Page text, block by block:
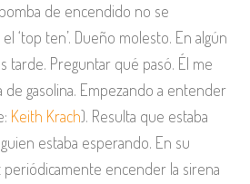
de encendido no se
‘top ten’. Dueño molesto. En algún
tarde. Preguntar qué pasó. Él me
de gasolina. Empezando a entender
Keith Krach). Resulta que estaba
estaba esperando. En su
periódicamente encender la sirena